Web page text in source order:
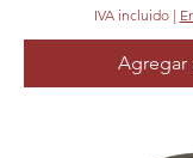
IVA incluido|
Agregar